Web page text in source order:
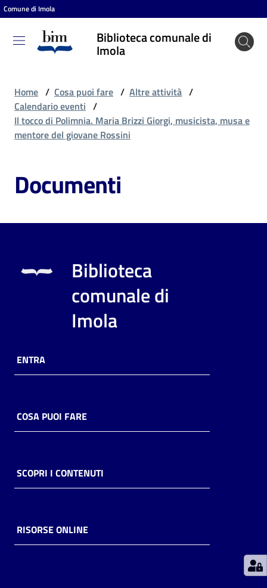
Vai al contenuto
Vai alla navigazione
Vai al footer
Comune di Imola
Biblioteca comunale di
Imola
Biblioteca
comunale
Entra
Cosa
puoi
Archivio
Decentrate
Home / Cosa puoi fare / Altre attività /
Calendario eventi /
Il tocco di Polimnia. Maria Brizzi Giorgi, musicista, musa e
mentore del giovane Rossini
Documenti
Biblioteca
comunale di
Imola
ENTRA
COSA PUOI FARE
SCOPRI I CONTENUTI
RISORSE ONLINE